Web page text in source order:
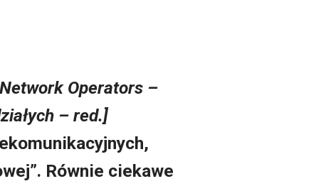
Operators –
– red.]
”. Równie ciekawe